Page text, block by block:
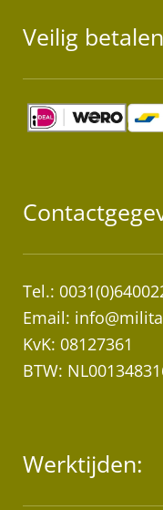
Veilig
Tel.:
Email:
KvK: 08127361
BTW:
Werktijden: